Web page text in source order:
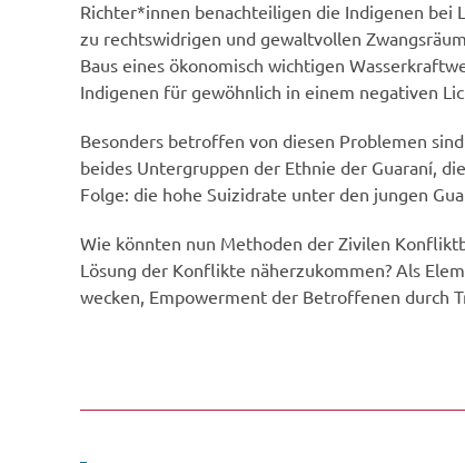
Richter*innen benachteiligen die Indigenen bei
zu rechtswidrigen und gewaltvollen
Baus eines ökonomisch wichtigen
Indigenen für gewöhnlich in einem negativen
Besonders betroffen von diesen Problemen
beides Untergruppen der Ethnie der Guaraní,
Folge: die hohe Suizidrate unter den jungen
Wie könnten nun Methoden der Zivilen
Lösung der Konflikte näherzukommen? Als
wecken, Empowerment der Betroffenen durch